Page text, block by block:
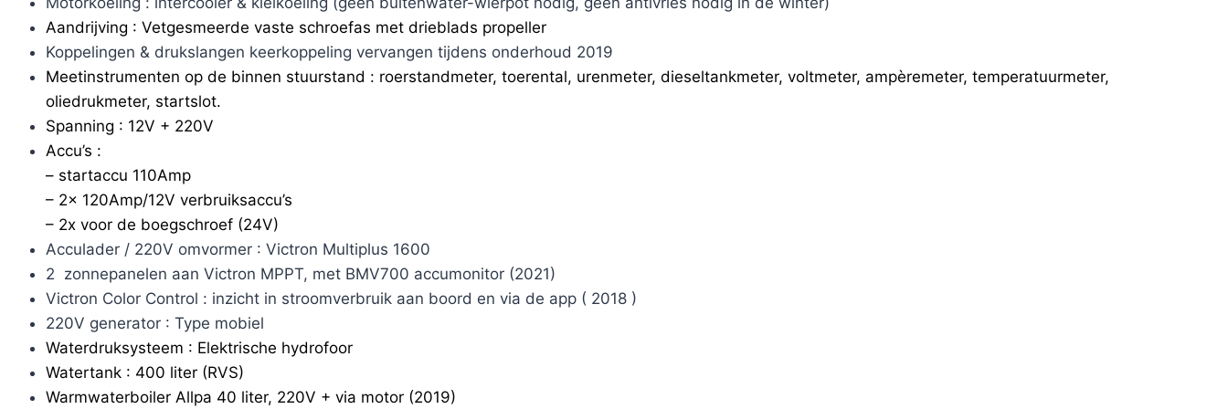
Aandrijving : Vetgesmeerde vaste schroefas met drieblads propeller
Koppelingen & drukslangen keerkoppeling vervangen tijdens onderhoud 2019
Meetinstrumenten op de binnen stuurstand : roerstandmeter, toerental, urenmeter, dieseltankmeter, voltmeter, ampèremeter, temperatuurmeter,
oliedrukmeter, startslot.
Spanning : 12V + 220V
Accu’s :
– startaccu 110Amp
– 2x 120Amp/12V verbruiksaccu’s
– 2x voor de boegschroef (24V)
Acculader / 220V omvormer : Victron Multiplus 1600
2 zonnepanelen aan Victron MPPT, met BMV700 accumonitor (2021)
Victron Color Control : inzicht in stroomverbruik aan boord en via de app ( 2018 )
220V generator : Type mobiel
Waterdruksysteem : Elektrische hydrofoor
Watertank : 400 liter (RVS)
Warmwaterboiler Allpa 40 liter, 220V + via motor (2019)